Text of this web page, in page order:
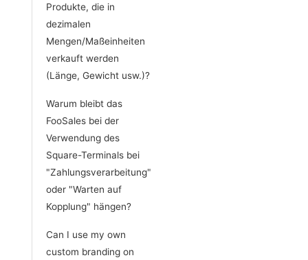
Produkte, die in
dezimalen
Mengen/Maßeinheiten
verkauft werden
(Länge, Gewicht usw.)?
Warum bleibt das
FooSales bei der
Verwendung des
Square-Terminals bei
"Zahlungsverarbeitung"
oder "Warten auf
Kopplung" hängen?
Can I use my own
custom branding on